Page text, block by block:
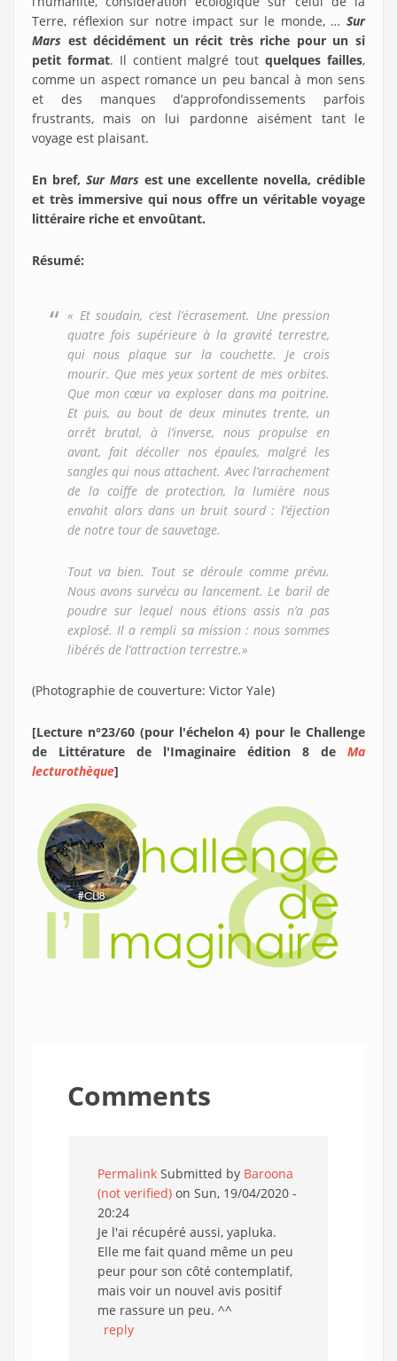
Terre, réflexion sur notre impact sur le monde, … Sur
Mars est décidément un récit très riche pour un si
petit format. Il contient malgré toutquelques failles,
comme un aspect romance un peu bancal à mon sens
et des manques d’approfondissements parfois
frustrants, mais on lui pardonne aisément tant le
voyage est plaisant.
En bref, Sur Mars est une excellente novella, crédible
et très immersive qui nous offre un véritable voyage
littéraire riche et envoûtant.
Résumé:
« Et soudain, c’est l’écrasement. Une pression
quatre fois supérieure à la gravité terrestre,
qui nous plaque sur la couchette. Je crois
mourir. Que mes yeux sortent de mes orbites.
Que mon cœur va exploser dans ma poitrine.
Et puis, au bout de deux minutes trente, un
arrêt brutal, à l’inverse, nous propulse en
avant, fait décoller nos épaules, malgré les
sangles qui nous attachent. Avec l’arrachement
de la coiffe de protection, la lumière nous
envahit alors dans un bruit sourd : l’éjection
de notre tour de sauvetage.
Tout va bien. Tout se déroule comme prévu.
Nous avons survécu au lancement. Le baril de
poudre sur lequel nous étions assis n’a pas
explosé. Il a rempli sa mission : nous sommes
libérés de l’attraction terrestre.»
(Photographie de couverture: Victor Yale)
[Lecture n°23/60 (pour l'échelon 4) pour le Challenge
de Littérature de l'Imaginaire édition 8 de Ma
lecturothèque]
Comments
Permalink Submitted by Baroona
(not verified) on Sun, 19/04/2020 -
20:24
Je l'ai récupéré aussi, yapluka.
Elle me fait quand même un peu
peur pour son côté contemplatif,
mais voir un nouvel avis positif
me rassure un peu. ^^
reply